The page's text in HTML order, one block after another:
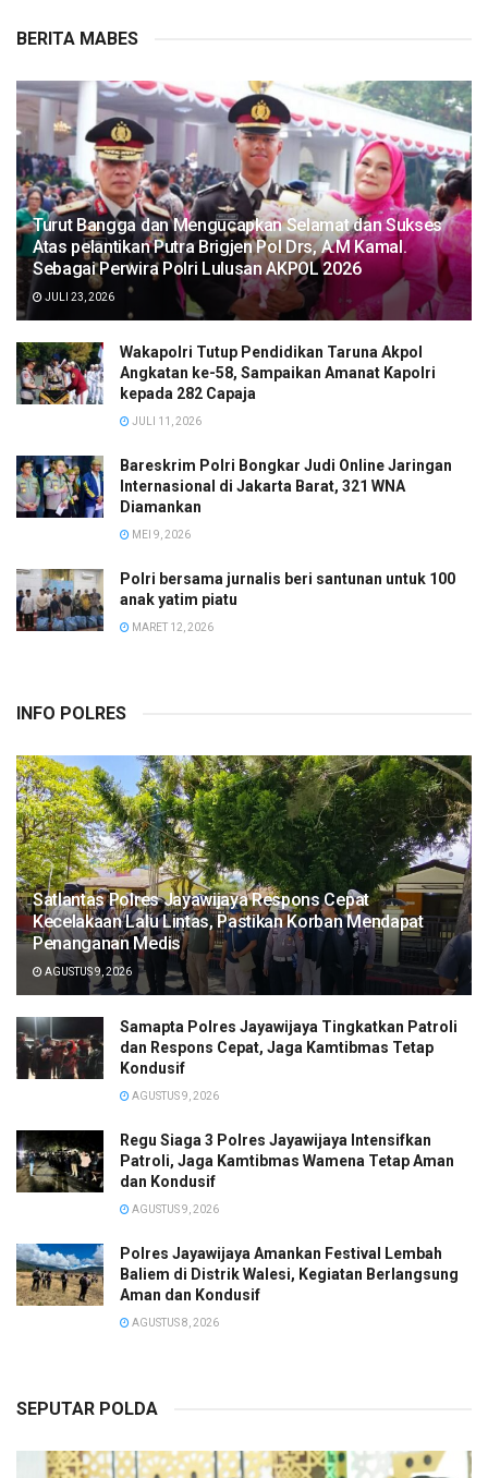
BERITA MABES
Turut Bangga dan Mengucapkan Selamat dan Sukses
Atas pelantikan Putra Brigjen Pol Drs, A.M Kamal.
Sebagai Perwira Polri Lulusan AKPOL 2026
JULI 23, 2026
Wakapolri Tutup Pendidikan Taruna Akpol
Angkatan ke-58, Sampaikan Amanat Kapolri
kepada 282 Capaja
JULI 11, 2026
Bareskrim Polri Bongkar Judi Online Jaringan
Internasional di Jakarta Barat, 321 WNA
Diamankan
MEI 9, 2026
Polri bersama jurnalis beri santunan untuk 100
anak yatim piatu
MARET 12, 2026
INFO POLRES
Satlantas Polres Jayawijaya Respons Cepat
Kecelakaan Lalu Lintas, Pastikan Korban Mendapat
Penanganan Medis
AGUSTUS 9, 2026
Samapta Polres Jayawijaya Tingkatkan Patroli
dan Respons Cepat, Jaga Kamtibmas Tetap
Kondusif
AGUSTUS 9, 2026
Regu Siaga 3 Polres Jayawijaya Intensifkan
Patroli, Jaga Kamtibmas Wamena Tetap Aman
dan Kondusif
AGUSTUS 9, 2026
Polres Jayawijaya Amankan Festival Lembah
Baliem di Distrik Walesi, Kegiatan Berlangsung
Aman dan Kondusif
AGUSTUS 8, 2026
SEPUTAR POLDA